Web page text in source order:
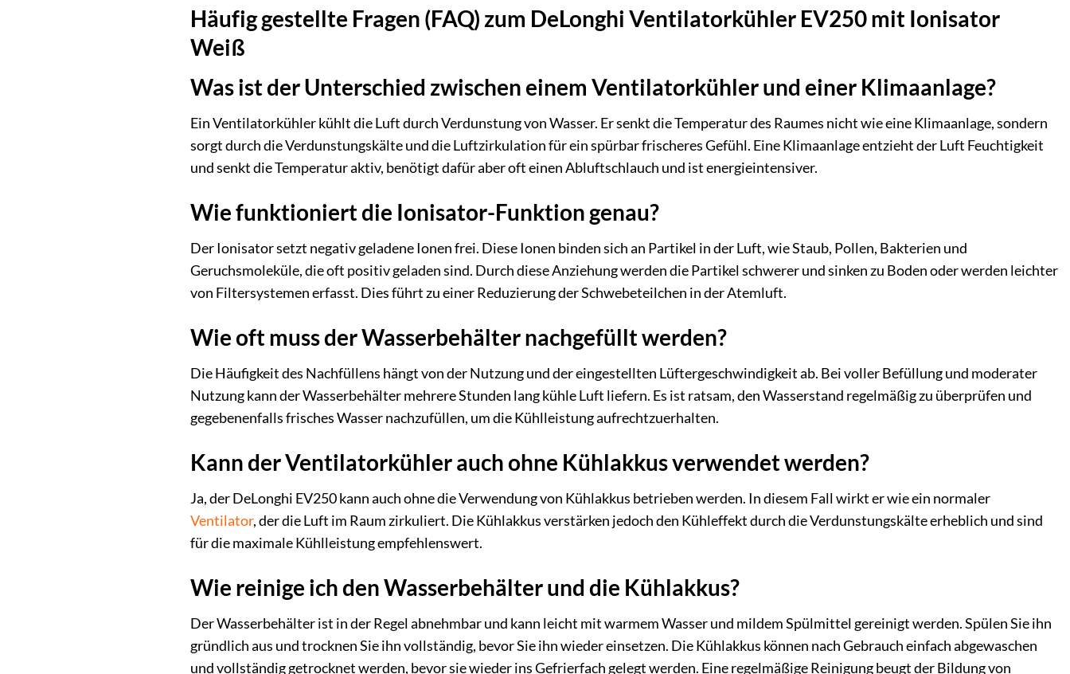
Häufig gestellte Fragen (FAQ) zum DeLonghi Ventilatorkühler EV250 mit Ionisator
Weiß
Was ist der Unterschied zwischen einem Ventilatorkühler und einer Klimaanlage?
Ein Ventilatorkühler kühlt die Luft durch Verdunstung von Wasser. Er senkt die Temperatur des Raumes nicht wie eine Klimaanlage, sondern
sorgt durch die Verdunstungskälte und die Luftzirkulation für ein spürbar frischeres Gefühl. Eine Klimaanlage entzieht der Luft Feuchtigkeit
und senkt die Temperatur aktiv, benötigt dafür aber oft einen Abluftschlauch und ist energieintensiver.
Wie funktioniert die Ionisator-Funktion genau?
Der Ionisator setzt negativ geladene Ionen frei. Diese Ionen binden sich an Partikel in der Luft, wie Staub, Pollen, Bakterien und
Geruchsmoleküle, die oft positiv geladen sind. Durch diese Anziehung werden die Partikel schwerer und sinken zu Boden oder werden leichter
von Filtersystemen erfasst. Dies führt zu einer Reduzierung der Schwebeteilchen in der Atemluft.
Wie oft muss der Wasserbehälter nachgefüllt werden?
Die Häufigkeit des Nachfüllens hängt von der Nutzung und der eingestellten Lüftergeschwindigkeit ab. Bei voller Befüllung und moderater
Nutzung kann der Wasserbehälter mehrere Stunden lang kühle Luft liefern. Es ist ratsam, den Wasserstand regelmäßig zu überprüfen und
gegebenenfalls frisches Wasser nachzufüllen, um die Kühlleistung aufrechtzuerhalten.
Kann der Ventilatorkühler auch ohne Kühlakkus verwendet werden?
Ja, der DeLonghi EV250 kann auch ohne die Verwendung von Kühlakkus betrieben werden. In diesem Fall wirkt er wie ein normaler
Ventilator, der die Luft im Raum zirkuliert. Die Kühlakkus verstärken jedoch den Kühleffekt durch die Verdunstungskälte erheblich und sind
für die maximale Kühlleistung empfehlenswert.
Wie reinige ich den Wasserbehälter und die Kühlakkus?
Der Wasserbehälter ist in der Regel abnehmbar und kann leicht mit warmem Wasser und mildem Spülmittel gereinigt werden. Spülen Sie ihn
gründlich aus und trocknen Sie ihn vollständig, bevor Sie ihn wieder einsetzen. Die Kühlakkus können nach Gebrauch einfach abgewaschen
und vollständig getrocknet werden, bevor sie wieder ins Gefrierfach gelegt werden. Eine regelmäßige Reinigung beugt der Bildung von